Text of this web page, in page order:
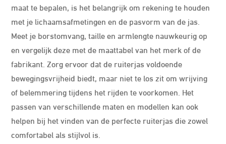
maat te bepalen, is het belangrijk om rekening te houden
met je lichaamsafmetingen en de pasvorm van de jas.
Meet je borstomvang, taille en armlengte nauwkeurig op
en vergelijk deze met de maattabel van het merk of de
fabrikant. Zorg ervoor dat de ruiterjas voldoende
bewegingsvrijheid biedt, maar niet te los zit om wrijving
of belemmering tijdens het rijden te voorkomen. Het
passen van verschillende maten en modellen kan ook
helpen bij het vinden van de perfecte ruiterjas die zowel
comfortabel als stijlvol is.